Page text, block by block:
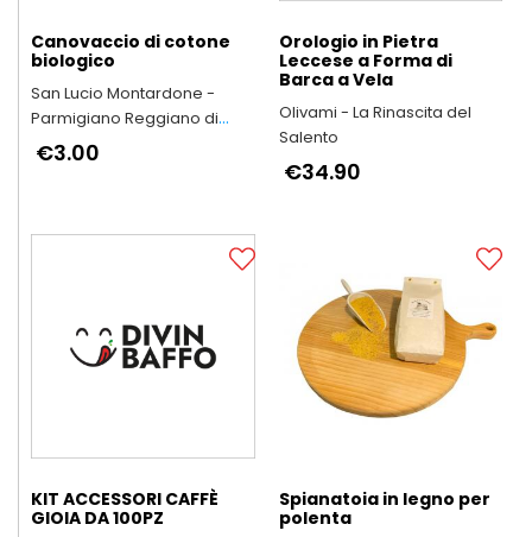
Canovaccio di cotone
biologico
San Lucio Montardone -
Parmigiano Reggiano di
Montagna
€3.00
Orologio in Pietra
Leccese a Forma di
Barca a Vela
Olivami - La Rinascita del
Salento
€34.90
KIT ACCESSORI CAFFÈ
GIOIA DA 100PZ
Spianatoia in legno per
polenta